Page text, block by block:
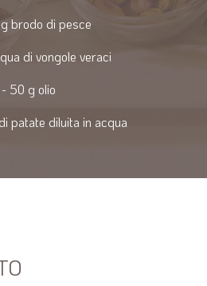
brodo di pesce
di vongole veraci
- 50 g olio
- 13 g fecola di patate diluita in acqua